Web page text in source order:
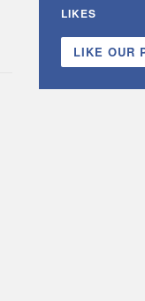
LIKES
LIKE OUR